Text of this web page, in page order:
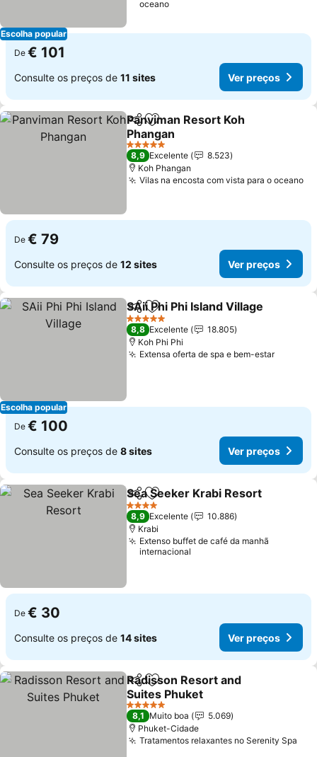
Escolha popular
oceano
De € 101
Consulte os preços de 11 sites Ver preços
PartilharAdicionar aos favoritos
Panviman Resort Koh
Phangan
Ver preços
5 Estrelas
8,9 Excelente
8.523
Koh Phangan
Vilas na encosta com vista para o oceano
De € 79
Consulte os preços de 12 sites Ver preços
Escolha popular
PartilharAdicionar aos favoritos
SAii Phi Phi Island Village
5 Estrelas
8,8 Excelente
18.805
Koh Phi Phi
Extensa oferta de spa e bem-estarVer
De € 100
Consulte os preços de 8 sites Ver preços
PartilharAdicionar aos favoritos
Sea Seeker Krabi Resort
4 Estrelas
8,9 Excelente
10.886
Krabi
Extenso buffet de café da manhã
internacional
De € 30
Consulte os preços de 14 sites Ver preços
PartilharAdicionar aos favoritos
Radisson Resort and
Suites Phuket
Ver preços
5 Estrelas
8,1 Muito boa
5.069
Phuket-Cidade
Tratamentos relaxantes no Serenity Spa